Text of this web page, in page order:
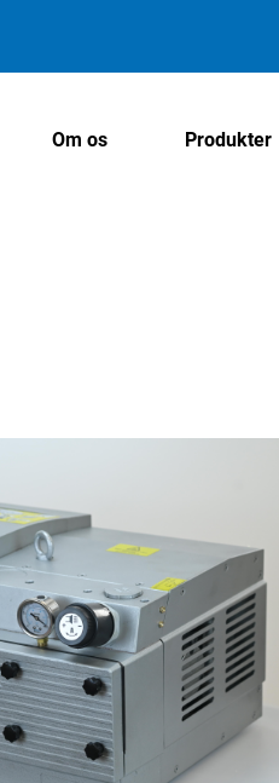
Om os Produkter